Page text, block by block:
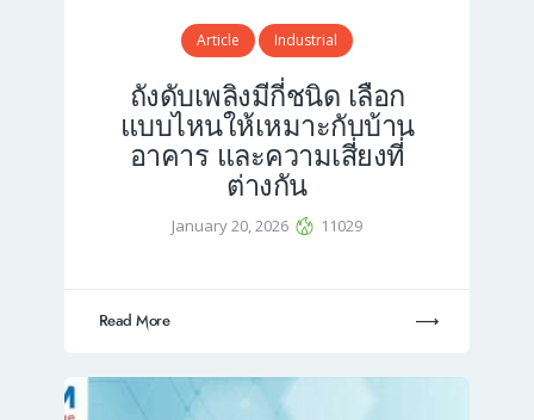
Article Industrial
ถังดับเพลิงมีกี่ชนิด เลือก
แบบไหนให้เหมาะกับบ้าน
อาคาร และความเสี่ยงที่
ต่างกัน
January 20, 2026 11029
Read More